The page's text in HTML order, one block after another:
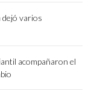
dejó varios
acompañaron el